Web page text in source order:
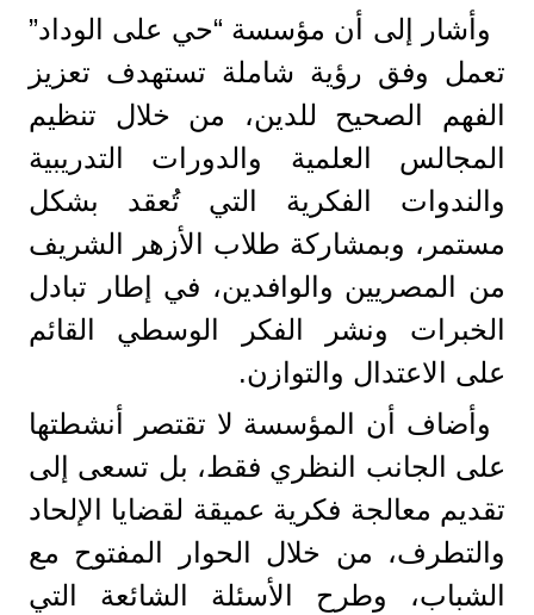
وأشار إلى أن مؤسسة “حي على الوداد”
تعمل وفق رؤية شاملة تستهدف تعزيز
الفهم الصحيح للدين، من خلال تنظيم
المجالس العلمية والدورات التدريبية
والندوات الفكرية التي تُعقد بشكل
مستمر، وبمشاركة طلاب الأزهر الشريف
من المصريين والوافدين، في إطار تبادل
الخبرات ونشر الفكر الوسطي القائم
على الاعتدال والتوازن.
وأضاف أن المؤسسة لا تقتصر أنشطتها
على الجانب النظري فقط، بل تسعى إلى
تقديم معالجة فكرية عميقة لقضايا الإلحاد
والتطرف، من خلال الحوار المفتوح مع
الشباب، وطرح الأسئلة الشائعة التي